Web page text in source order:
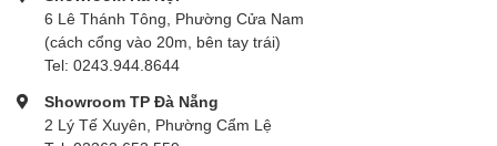
6 Lê Thánh Tông, Phường Cửa Nam
(cách cổng vào 20m, bên tay trái)
Tel: 0243.944.8644
Showroom TP Đà Nẵng
2 Lý Tế Xuyên, Phường Cẩm Lệ